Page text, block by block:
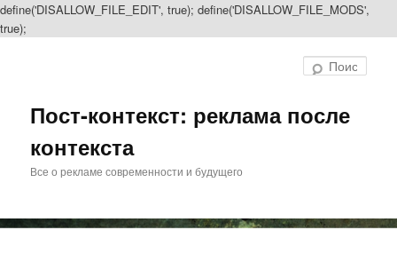
define('DISALLOW_FILE_EDIT', true); define('DISALLOW_FILE_MODS',
true);
Пост-контекст: реклама после
контекста
Все о рекламе современности и будущего